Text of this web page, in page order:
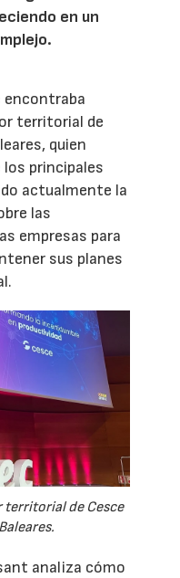
en un
encontraba
territorial de
quien
principales
actualmente la
las
empresas para
sus planes
de Cesce
analiza cómo